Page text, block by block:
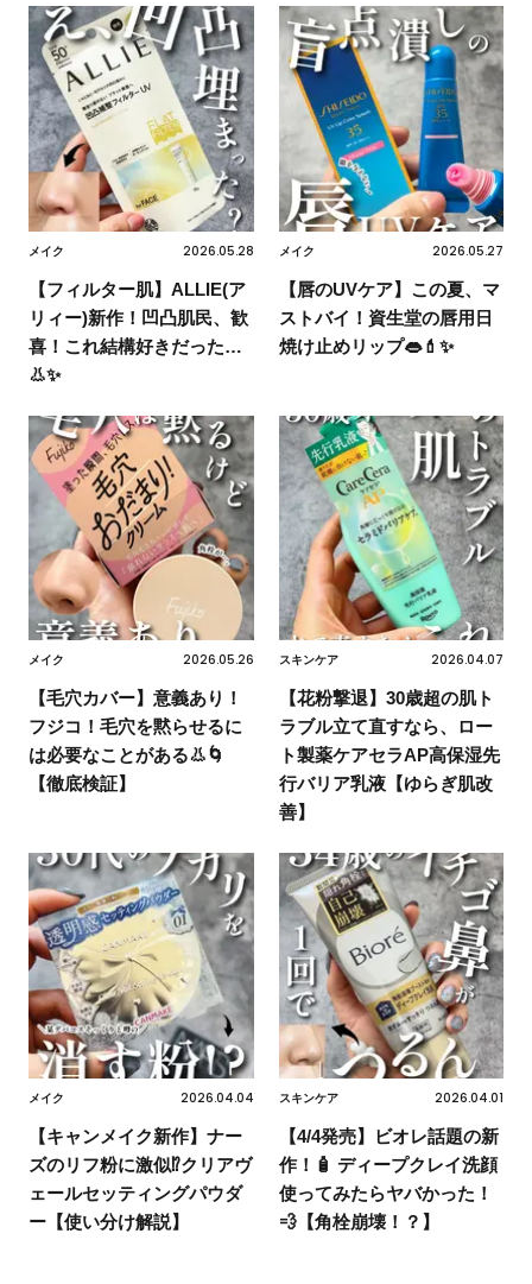
メイク 2026.05.28
【フィルター肌】ALLIE(ア
リィー)新作！凹凸肌民、歓
喜！これ結構好きだった…
👃✨
メイク 2026.05.27
【唇のUVケア】この夏、マ
ストバイ！資生堂の唇用日
焼け止めリップ👄💄✨
メイク 2026.05.26
【毛穴カバー】意義あり！
フジコ！毛穴を黙らせるに
は必要なことがある👃🌀
【徹底検証】
スキンケア 2026.04.07
【花粉撃退】30歳超の肌ト
ラブル立て直すなら、ロー
ト製薬ケアセラAP高保湿先
行バリア乳液【ゆらぎ肌改
善】
メイク 2026.04.04
【キャンメイク新作】ナー
ズのリフ粉に激似⁉クリアヴ
ェールセッティングパウダ
ー【使い分け解説】
スキンケア 2026.04.01
【4/4発売】ビオレ話題の新
作！🧴 ディープクレイ洗顔
使ってみたらヤバかった！
💨【角栓崩壊！？】